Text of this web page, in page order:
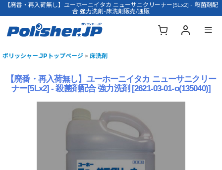
【廃番・再入荷無し】ユーホーニイタカ ニューサニクリーナー[5Lx2] - 殺菌剤配
合 強力洗剤-床洗剤販売/通販
ポリッシャー.JPトップページ > 床洗剤
【廃番・再入荷無し】ユーホーニイタカ ニューサニクリー
ナー[5Lx2] - 殺菌剤配合 強力洗剤 [2621-03-01-o(135040)]